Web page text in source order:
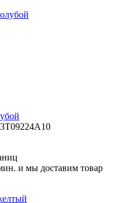
и мы доставим товар